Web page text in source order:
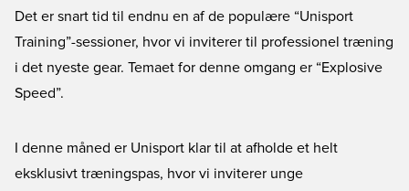
Det er snart tid til endnu en af de populære “Unisport
Training”-sessioner, hvor vi inviterer til professionel træning
i det nyeste gear. Temaet for denne omgang er “Explosive
Speed”.
I denne måned er Unisport klar til at afholde et helt
eksklusivt træningspas, hvor vi inviterer unge